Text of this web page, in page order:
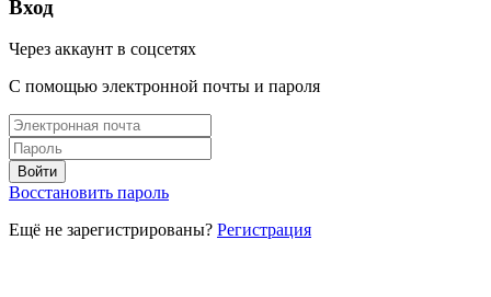
Вход
Через аккаунт в соцсетях
С помощью электронной почты и пароля
Восстановить пароль
Ещё не зарегистрированы? Регистрация